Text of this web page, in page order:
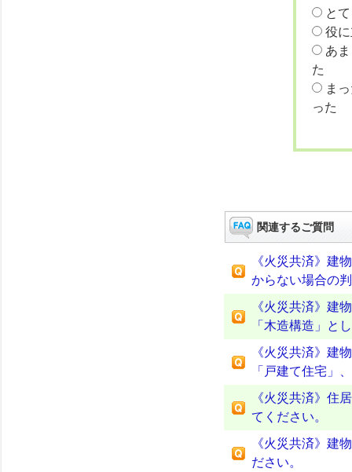
と
役
あ
た
ま
った
関連するご質問
《火災共済》建
からない場合の
《火災共済》建
「木造構造」と
《火災共済》建
「戸建て住宅」
《火災共済》住
てください。
《火災共済》建
ださい。